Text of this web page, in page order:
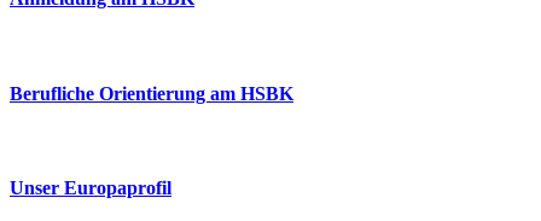
Berufliche Orientierung am HSBK
Unser Europaprofil